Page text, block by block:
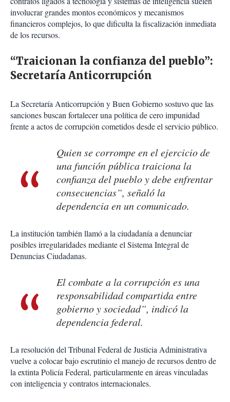
involucrar grandes montos económicos y mecanismos
financieros complejos, lo que dificulta la fiscalización inmediata
de los recursos.
“Traicionan la confianza del pueblo”:
Secretaría Anticorrupción
La Secretaría Anticorrupción y Buen Gobierno sostuvo que las
sanciones buscan fortalecer una política de cero impunidad
frente a actos de corrupción cometidos desde el servicio público.
Quien se corrompe en el ejercicio de
una función pública traiciona la
confianza del pueblo y debe enfrentar
consecuencias”, señaló la
dependencia en un comunicado.
La institución también llamó a la ciudadanía a denunciar
posibles irregularidades mediante el Sistema Integral de
Denuncias Ciudadanas.
El combate a la corrupción es una
responsabilidad compartida entre
gobierno y sociedad”, indicó la
dependencia federal.
La resolución del Tribunal Federal de Justicia Administrativa
vuelve a colocar bajo escrutinio el manejo de recursos dentro de
la extinta Policía Federal, particularmente en áreas vinculadas
con inteligencia y contratos internacionales.